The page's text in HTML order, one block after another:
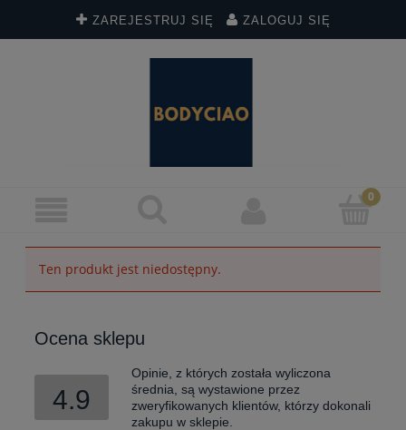
ZAREJESTRUJ SIĘ ZALOGUJ SIĘ
Ten produkt jest niedostępny.
Ocena sklepu
4.9
Opinie, z których została wyliczona
średnia, są wystawione przez
zweryfikowanych klientów, którzy dokonali
zakupu w sklepie.